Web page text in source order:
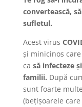
convertească,
sufletul.
Acest virus
şi minicinos
ca să infecteze
familii. După
sunt foarte
(beţişoarele